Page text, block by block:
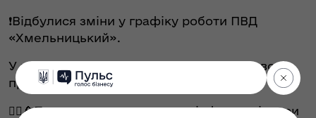
❗️Відбулися зміни у графіку роботи ПВД
«Хмельницький».
У понеділок, 28 квітня, пункт видачі дозволів
працюватиме з 13:00 до 17:00.
👮‍♂️👮Просимо врахувати дану інформацію при